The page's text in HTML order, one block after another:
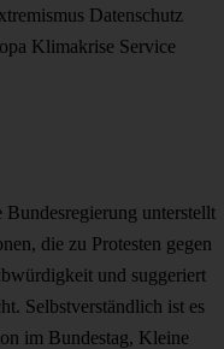
Datenschutz
Klimakrise Service
Bundesregierung unterstellt
die zu Protesten gegen
und suggeriert
Selbstverständlich ist es
im Bundestag, Kleine